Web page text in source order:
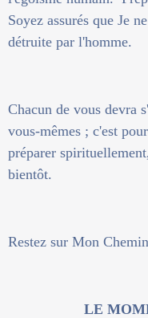
Soyez assurés que Je
détruite par l'homme.
Chacun de vous devra
vous-mêmes ; c'est
préparer
bientôt.
Restez sur Mon
LE